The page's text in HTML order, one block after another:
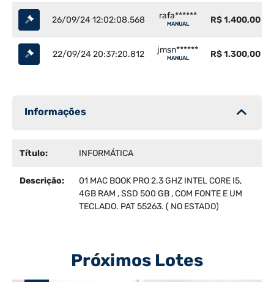
26/09/24 12:02:08.568 rafa******
MANUAL R$ 1.400,00
22/09/24 20:37:20.812 jmsn******
MANUAL R$ 1.300,00
Informações
Título: INFORMÁTICA
Descrição:
01 MAC BOOK PRO 2.3 GHZ INTEL CORE I5,
4GB RAM , SSD 500 GB , COM FONTE E UM
TECLADO. PAT 55263. ( NO ESTADO)
Próximos Lotes